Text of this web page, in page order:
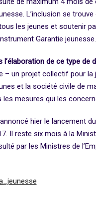
L’inclusion se
les jeunes et soutenir
Garantie jeunesse.
l’élaboration de ce type de
un projet collectif pour
et la société civile de
mesures qui les
hier le lancement
Il reste six mois à la
par les Ministres de